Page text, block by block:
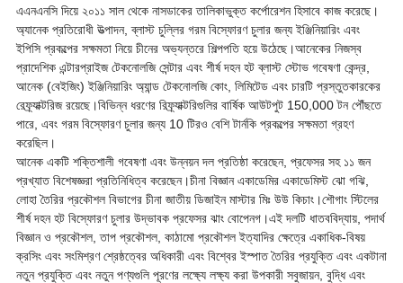
এএনএনসি দিয়ে ২০১১ সাল থেকে নাসডাকের তালিকাভুক্ত কর্পোরেশন হিসাবে কাজ করেছে।
অ্যানেক প্রতিরোধী উত্পাদন, ব্লাস্ট চুল্লির গরম বিস্ফোরণ চুলার জন্য ইঞ্জিনিয়ারিং এবং
ইপিসি প্রকল্পের সক্ষমতা নিয়ে চীনের অভ্যন্তরে শিল্পপতি হয়ে উঠেছে।আনেকের নিজস্ব
প্রাদেশিক এন্টারপ্রাইজ টেকনোলজি সেন্টার এবং শীর্ষ দহন হট ব্লাস্ট স্টোভ গবেষণা কেন্দ্র,
আনেক (বেইজিং) ইঞ্জিনিয়ারিং অ্যান্ড টেকনোলজি কোং, লিমিটেড এবং চারটি প্রস্তুতকারকের
রেফ্র্যাক্টরিজ রয়েছে।বিভিন্ন ধরণের রিফ্র্যাক্টরিগুলির বার্ষিক আউটপুট 150,000 টন পৌঁছতে
পারে, এবং গরম বিস্ফোরণ চুলার জন্য 10 টিরও বেশি টার্নকি প্রকল্পের সক্ষমতা গ্রহণ
করেছিল।
আনেক একটি শক্তিশালী গবেষণা এবং উন্নয়ন দল প্রতিষ্ঠা করেছেন, প্রফেসর সহ ১১ জন
প্রখ্যাত বিশেষজ্ঞরা প্রতিনিধিত্ব করেছেন।চীনা বিজ্ঞান একাডেমির একাডেমিস্ট ঝো গঝি,
লোহা তৈরির প্রকৌশল বিভাগের চীনা জাতীয় ডিজাইন মাস্টার মিঃ উউ কিচাং।শৌগাং স্টিলের
শীর্ষ দহন হট বিস্ফোরণ চুলার উদ্ভাবক প্রফেসর ঝাং বোপেনগ।এই দলটি ধাতববিদ্যায়, পদার্থ
বিজ্ঞান ও প্রকৌশল, তাপ প্রকৌশল, কাঠামো প্রকৌশল ইত্যাদির ক্ষেত্রে একাধিক-বিষয়
ক্রসিং এবং সংমিশ্রণ শ্রেষ্ঠত্বের অধিকারী এবং বিশ্বের ইস্পাত তৈরির প্রযুক্তি এবং একটানা
নতুন প্রযুক্তি এবং নতুন পণ্যগুলি পূরণের লক্ষ্যে লক্ষ্য করা উপকারী সবুজায়ন, বুদ্ধি এবং